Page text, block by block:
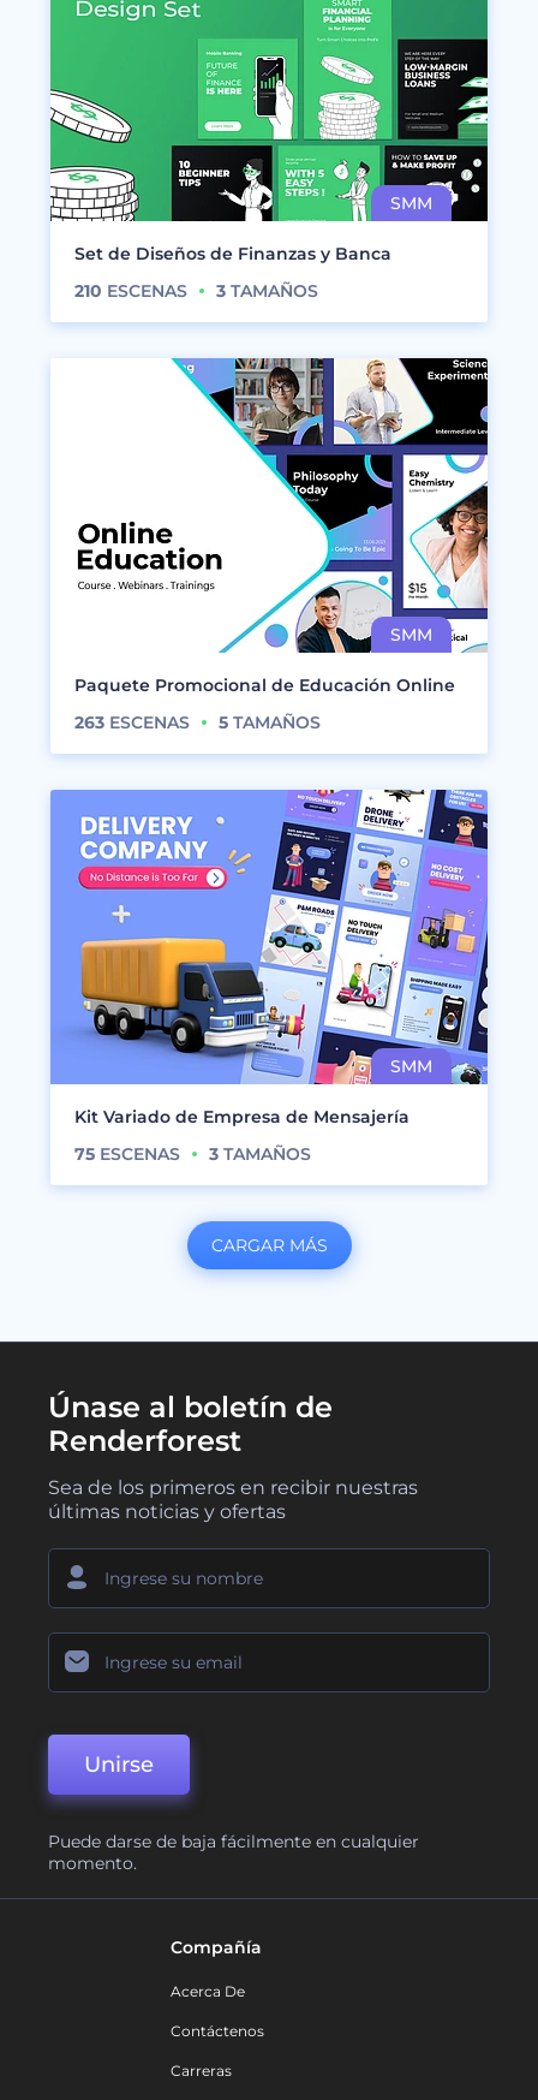
Set de Diseños de Finanzas y Banca
210 ESCENAS 3 TAMAÑOS
Paquete Promocional de Educación Online
263 ESCENAS 5 TAMAÑOS
Kit Variado de Empresa de Mensajería
75 ESCENAS 3 TAMAÑOS
CARGAR MÁS
Únase al boletín de
Renderforest
Sea de los primeros en recibir nuestras
últimas noticias y ofertas
Unirse
Puede darse de baja fácilmente en cualquier
momento.
Compañía
Acerca De
Contáctenos
Carreras